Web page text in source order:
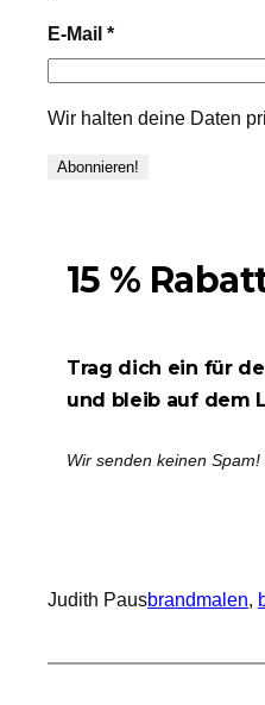
E-Mail *
Wir halten deine Daten
15 %
Trag dich ein für
und bleib auf dem
Wir senden keinen
Judith Pausbrandmalen,